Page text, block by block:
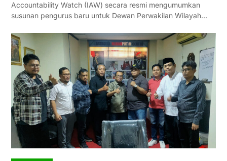
Accountability Watch (IAW) secara resmi mengumumkan
susunan pengurus baru untuk Dewan Perwakilan Wilayah…